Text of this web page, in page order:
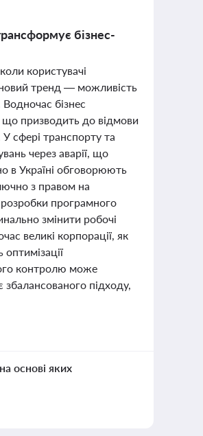
бізнес-
користувачі
тренд — можливість
бізнес
що призводить до відмови
сфері транспорту та
через аварії, що
в Україні обговорюють
з правом на
розробки програмного
змінити робочі
великі корпорації, як
контролю може
підходу,
основі яких